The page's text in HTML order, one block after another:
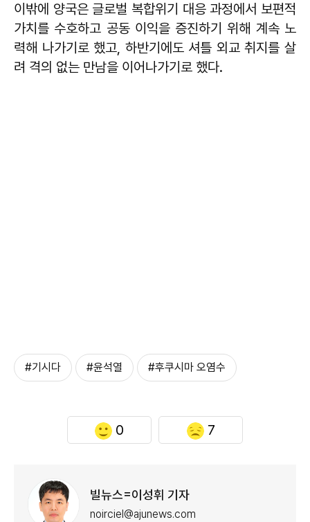
이밖에 양국은 글로벌 복합위기 대응 과정에서 보편적
가치를 수호하고 공동 이익을 증진하기 위해 계속 노
력해 나가기로 했고, 하반기에도 셔틀 외교 취지를 살
려 격의 없는 만남을 이어나가기로 했다.
#기시다 #윤석열 #후쿠시마 오염수
0 7
빌뉴스=이성휘 기자
noirciel@ajunews.com